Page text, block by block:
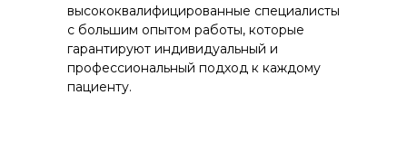
высококвалифицированные специалисты
с большим опытом работы, которые
гарантируют индивидуальный и
профессиональный подход к каждому
пациенту.